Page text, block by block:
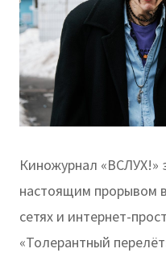
Киножурнал «ВСЛУХ!»
настоящим прорывом
сетях и интернет-
«Толерантный